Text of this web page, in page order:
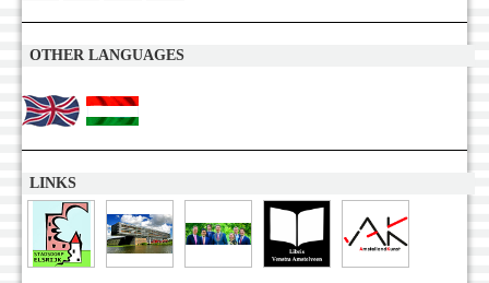
OTHER LANGUAGES
LINKS